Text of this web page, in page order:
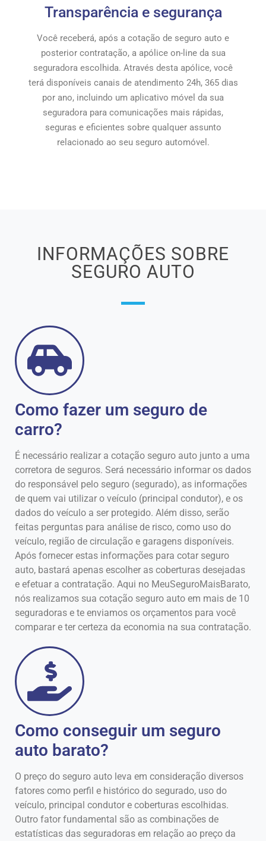
Transparência e segurança
Você receberá, após a cotação de seguro auto e
posterior contratação, a apólice on-line da sua
seguradora escolhida. Através desta apólice, você
terá disponíveis canais de atendimento 24h, 365 dias
por ano, incluindo um aplicativo móvel da sua
seguradora para comunicações mais rápidas,
seguras e eficientes sobre qualquer assunto
relacionado ao seu seguro automóvel.
INFORMAÇÕES SOBRE
SEGURO AUTO
Como fazer um seguro de
carro?
É necessário realizar a cotação seguro auto junto a uma
corretora de seguros. Será necessário informar os dados
do responsável pelo seguro (segurado), as informações
de quem vai utilizar o veículo (principal condutor), e os
dados do veículo a ser protegido. Além disso, serão
feitas perguntas para análise de risco, como uso do
veículo, região de circulação e garagens disponíveis.
Após fornecer estas informações para cotar seguro
auto, bastará apenas escolher as coberturas desejadas
e efetuar a contratação. Aqui no MeuSeguroMaisBarato,
nós realizamos sua cotação seguro auto em mais de 10
seguradoras e te enviamos os orçamentos para você
comparar e ter certeza da economia na sua contratação.
Como conseguir um seguro
auto barato?
O preço do seguro auto leva em consideração diversos
fatores como perfil e histórico do segurado, uso do
veículo, principal condutor e coberturas escolhidas.
Outro fator fundamental são as combinações de
estatísticas das seguradoras em relação ao preço da